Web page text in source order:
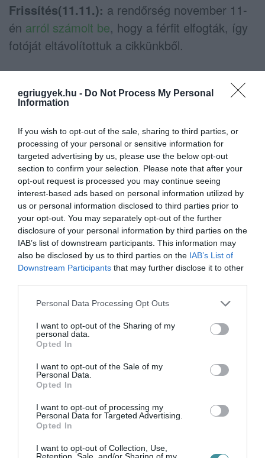
egriugyek.hu - Do Not Process My Personal
Information
If you wish to opt-out of the sale, sharing to third parties, or
processing of your personal or sensitive information for
targeted advertising by us, please use the below opt-out
section to confirm your selection. Please note that after your
opt-out request is processed you may continue seeing
interest-based ads based on personal information utilized by
us or personal information disclosed to third parties prior to
your opt-out. You may separately opt-out of the further
disclosure of your personal information by third parties on the
IAB’s list of downstream participants. This information may
also be disclosed by us to third parties on the IAB’s List of
Downstream Participants that may further disclose it to other
Please note that this website/app uses one or more Google
not limited to your visit or usage behaviour. You may click to
grant or deny consent to Google and its third-party tags to
use your data for below specified purposes in below Google
consent section.
Personal Data Processing Opt Outs
I want to opt-out of the Sharing of my
personal data.
Opted In
I want to opt-out of the Sale of my
Personal Data.
Opted In
I want to opt-out of processing my
Personal Data for Targeted Advertising.
Opted In
I want to opt-out of Collection, Use,
Retention, Sale, and/or Sharing of my
Frissítés(11.11.): a rendőrség november 11-
én arról számolt be, hogy a férfit elfogták, így
fotóját eltávolítottuk a cikkünkből.
(Indexfotó: police.hu)
Ne maradjon le a legfrissebb hírekről, kövessen
bennünket az EGRI ÜGYEK Google Hírek oldalán!
VISSZA A FŐOLDALRA
2026. augusztus 06
PHEV LUXURY – A KÍNAI PR...